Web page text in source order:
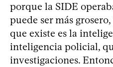
porque la SIDE
puede ser más
que existe es la
inteligencia policial,
investigaciones.